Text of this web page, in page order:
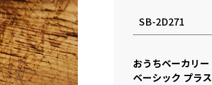
おうちベーカリー
ベーシック プラス